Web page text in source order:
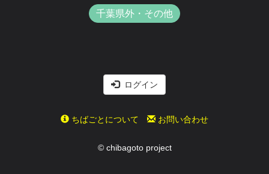
千葉県外・その他
ログイン
ちばごとについて お問い合わせ
© chibagoto project